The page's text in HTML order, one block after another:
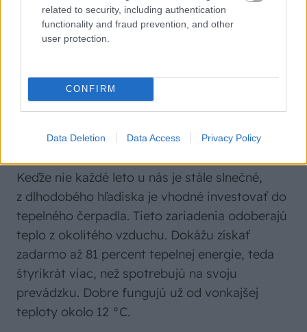
related to security, including authentication
functionality and fraud prevention, and other
user protection.
CONFIRM
Data Deletion Data Access Privacy Policy
Slnko u nás svieti priemerne 1 400 až 1 700
hodín v roku, takže z 1 m
solárneho ohrevu je, že zvýši teplotu vody vo
vonkajšom bazéne až o 6 °C a bez nároku na
zdroje energie predĺži kúpaciu sezónu
o niekoľko mesiacov.
Keďže nie každé leto u nás je stále slnečné,
z dlhodobého hľadiska je vhodné investovať do
tepelného čerpadla. Tieto zariadenia odoberajú
teplo z okolitého vzduchu. Dokážu získať
zadarmo až 81 percent tepelnej energie, teda
štyrikrát viac, než spotrebujú na svoju
prevádzku. Dobre fungujú už od vonkajšej
teploty okolo 12 °C.